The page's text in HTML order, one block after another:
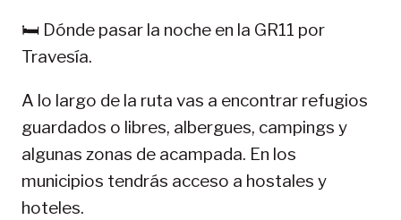
11-
🛏️ Dónde pasar la noche en la GR11 por
Travesía.
A lo largo de la ruta vas a encontrar refugios
guardados o libres, albergues, campings y
algunas zonas de acampada. En los
municipios tendrás acceso a hostales y
hoteles.